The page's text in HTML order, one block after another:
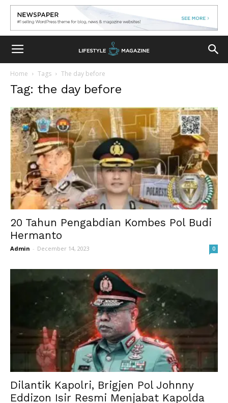
Home Tags The day before
Tag: the day before
20 Tahun Pengabdian Kombes Pol Budi
Hermanto
Admin - December 14, 2023 0
Dilantik Kapolri, Brigjen Pol Johnny
Eddizon Isir Resmi Menjabat Kapolda